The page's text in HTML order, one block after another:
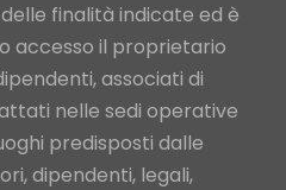
finalità indicate ed è
accesso il proprietario
associati di
nelle sedi operative
predisposti dalle
dipendenti, legali,